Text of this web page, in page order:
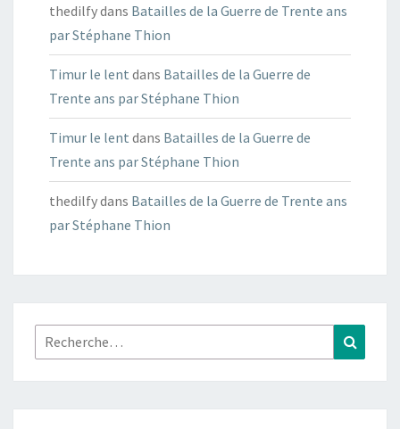
thedilfydans Batailles de la Guerre de Trente ans
par Stéphane Thion
Timur le lent dans Batailles de la Guerre de
Trente ans par Stéphane Thion
Timur le lent dans Batailles de la Guerre de
Trente ans par Stéphane Thion
thedilfydans Batailles de la Guerre de Trente ans
par Stéphane Thion
Rechercher :